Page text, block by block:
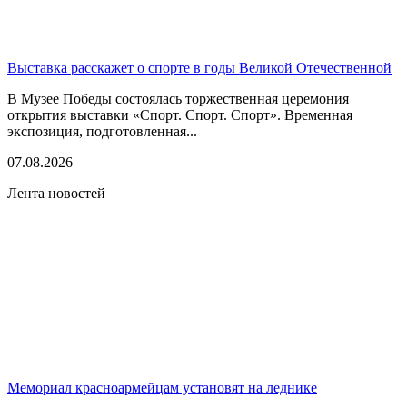
Выставка расскажет о спорте в годы Великой Отечественной
В Музее Победы состоялась торжественная церемония
открытия выставки «Спорт. Спорт. Спорт». Временная
экспозиция, подготовленная...
07.08.2026
Лента новостей
Мемориал красноармейцам установят на леднике